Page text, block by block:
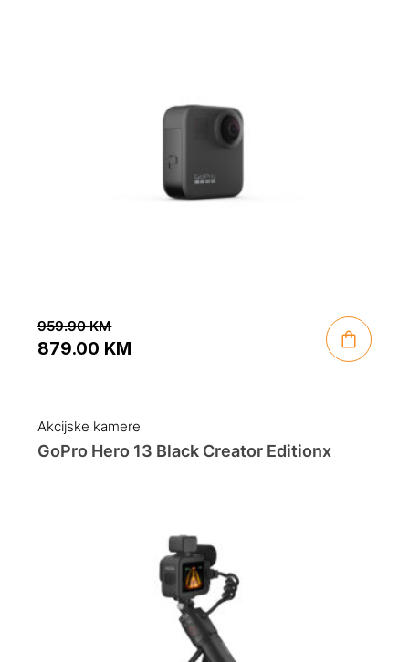
959.90KM
was:
959.90 KM.
879.00 KM
is:
879.00 KM.
Akcijske kamere
GoPro Hero 13 Black Creator Editionx